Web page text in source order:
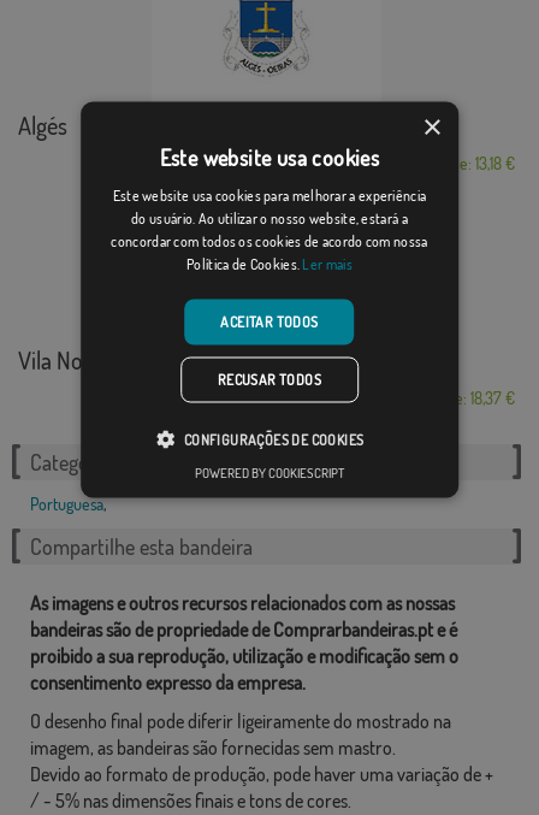
Algés
Desde: 13,18 €
Vila Nova de Cerveira
Desde: 18,37 €
Categorias relacionadas:
Portuguesa,
Compartilhe esta bandeira
As imagens e outros recursos relacionados com as nossas
bandeiras são de propriedade de Comprarbandeiras.pt e é
proibido a sua reprodução, utilização e modificação sem o
consentimento expresso da empresa.
O desenho final pode diferir ligeiramente do mostrado na
imagem, as bandeiras são fornecidas sem mastro.
Devido ao formato de produção, pode haver uma variação de +
/ - 5% nas dimensões finais e tons de cores.
×
Este website usa cookies
Este website usa cookies para melhorar a experiência
do usuário. Ao utilizar o nosso website, estará a
concordar com todos os cookies de acordo com nossa
Política de Cookies. Ler mais
ACEITAR TODOS
RECUSAR TODOS
CONFIGURAÇÕES DE COOKIES
POWERED BY COOKIESCRIPT